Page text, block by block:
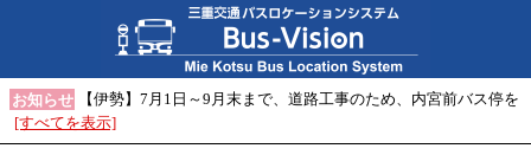
お知らせ
【伊勢】7月1日～9月末まで、道路工事のため、内宮前バス停を
[すべてを表示]